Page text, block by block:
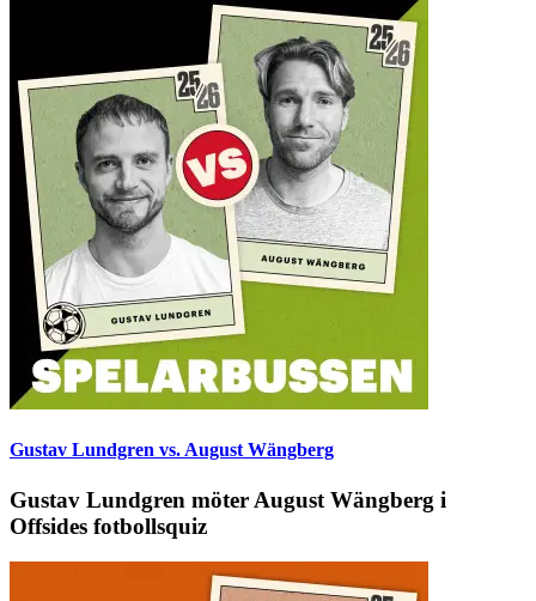
Gustav Lundgren vs. August Wängberg
Gustav Lundgren möter August Wängberg i
Offsides fotbollsquiz